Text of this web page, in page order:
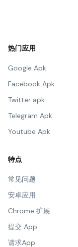
热门应用
Google Apk
Facebook Apk
Twitter apk
Telegram Apk
Youtube Apk
特点
常见问题
安卓应用
Chrome 扩展
提交 App
请求App